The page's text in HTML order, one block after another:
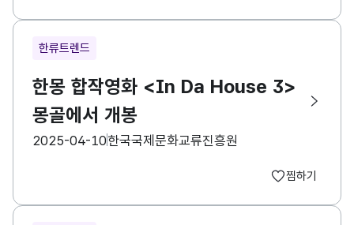
한류트렌드
한몽 합작영화 <In Da House 3>
몽골에서 개봉
등록일
2025-04-10수집기관한국국제문화교류진흥원
찜하기